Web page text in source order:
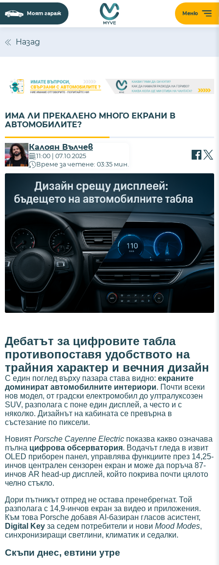
Меню
Моят гараж
Назад
ИМА ЛИ ПРЕКАЛЕНО МНОГО ЕКРАНИ В
АВТОМОБИЛИТЕ?
Калоян Вълчев
11:00 | 07.10.2025
Време за четене: 03:35 мин.
Дебатът за цифровите табла
противопоставя удобството на
трайния характер и вечния дизайн
С един поглед върху пазара става видно: екраните
доминират автомобилните интериори. Почти всеки
нов модел, от градски електромобил до ултралуксозен
SUV, разполага с поне един дисплей, а често и с
няколко. Дизайнът на кабината се превърна в
състезание по пиксели.
Новият Porsche Cayenne Electric показва какво означава
пълна цифрова обсерватория. Водачът гледа в извит
OLED приборен панел, управлява функциите през 14,25-
инчов централен сензорен екран и може да поръча 87-
инчов AR head-up дисплей, който покрива почти цялото
челно стъкло.
Дори пътникът отпред не остава пренебрегнат. Той
разполага с 14,9-инчов екран за видео и приложения.
Към това Porsche добавя AI-базиран гласов асистент,
Digital Key за седем потребители и нови Mood Modes,
синхронизиращи светлини, климатик и седалки.
Скъпи днес, евтини утре